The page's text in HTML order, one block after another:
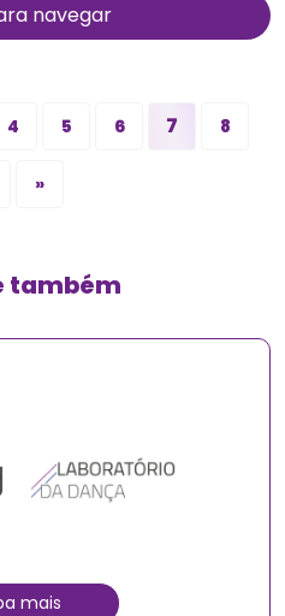
navegar
4 5 6 7 8
»
também
mais